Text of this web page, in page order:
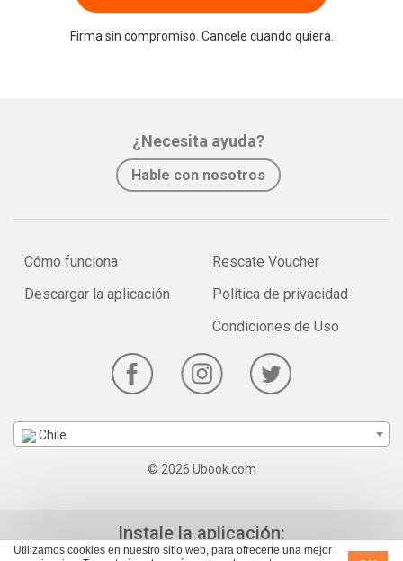
Utilizamos cookies en nuestro sitio web, para ofrecerte una mejor
Firma sin compromiso. Cancele cuando quiera.
¿Necesita ayuda?
Hable con nosotros
Cómo funciona
Descargar la aplicación
Rescate Voucher
Política de privacidad
Condiciones de Uso
Chile
© 2026 Ubook.com
Instale la aplicación: